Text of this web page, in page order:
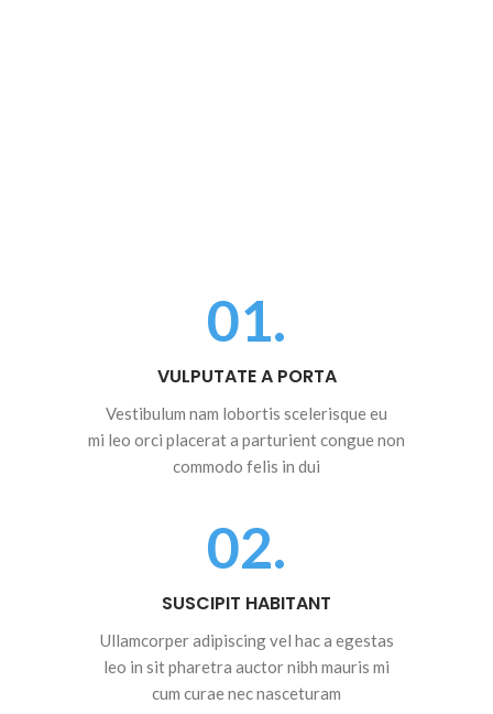
01.
VULPUTATE A PORTA
Vestibulum nam lobortis scelerisque eu
mi leo orci placerat a parturient congue non
commodo felis in dui
02.
SUSCIPIT HABITANT
Ullamcorper adipiscing vel hac a egestas
leo in sit pharetra auctor nibh mauris mi
cum curae nec nasceturam